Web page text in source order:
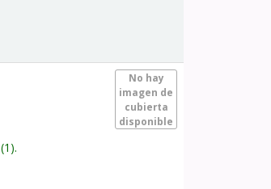
No hay
imagen de
cubierta
disponible
(1).